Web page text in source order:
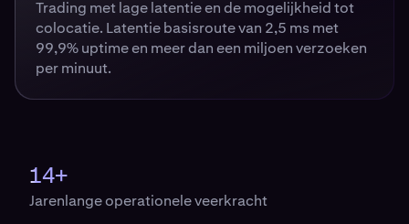
Trading met lage latentie en de mogelijkheid tot
colocatie. Latentie basisroute van 2,5 ms met
99,9% uptime en meer dan een miljoen verzoeken
per minuut.
14+
Jarenlange operationele veerkracht